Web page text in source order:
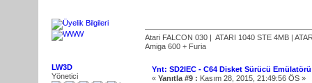
Atari FALCON 030 | ATARI 1040 STE 4MB |
Amiga 600 + Furia
LW3D
Yönetici
Ynt: SD2IEC - C64 Disket Sürücü Emülatörü
« Yanıtla #9 : Kasım 28, 2015, 21:49:56 ÖS »